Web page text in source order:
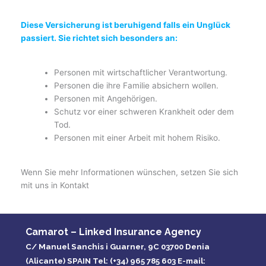
Diese Versicherung ist beruhigend falls ein Unglück
passiert. Sie richtet sich besonders an:
Personen mit wirtschaftlicher Verantwortung.
Personen die ihre Familie absichern wollen.
Personen mit Angehörigen.
Schutz vor einer schweren Krankheit oder dem
Tod.
Personen mit einer Arbeit mit hohem Risiko.
Wenn Sie mehr Informationen wünschen, setzen Sie sich
mit uns in Kontakt
Camarot – Linked Insurance Agency
C/ Manuel Sanchis i Guarner, 9C 03700 Denia
(Alicante) SPAIN Tel: (+34) 965 785 603 E-mail: